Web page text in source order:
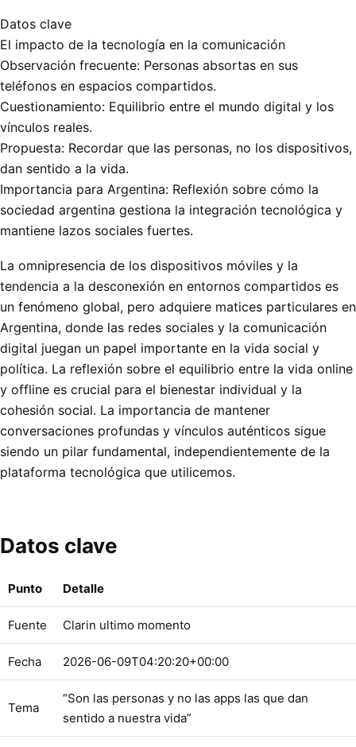
Datos clave
El impacto de la tecnología en la comunicación
Observación frecuente: Personas absortas en sus
teléfonos en espacios compartidos.
Cuestionamiento: Equilibrio entre el mundo digital y los
vínculos reales.
Propuesta: Recordar que las personas, no los dispositivos,
dan sentido a la vida.
Importancia para Argentina: Reflexión sobre cómo la
sociedad argentina gestiona la integración tecnológica y
mantiene lazos sociales fuertes.
La omnipresencia de los dispositivos móviles y la
tendencia a la desconexión en entornos compartidos es
un fenómeno global, pero adquiere matices particulares en
Argentina, donde las redes sociales y la comunicación
digital juegan un papel importante en la vida social y
política. La reflexión sobre el equilibrio entre la vida online
y offline es crucial para el bienestar individual y la
cohesión social. La importancia de mantener
conversaciones profundas y vínculos auténticos sigue
siendo un pilar fundamental, independientemente de la
plataforma tecnológica que utilicemos.
Datos clave
Punto Detalle
Fuente Clarin ultimo momento
Fecha 2026-06-09T04:20:20+00:00
Tema
“Son las personas y no las apps las que dan
sentido a nuestra vida”